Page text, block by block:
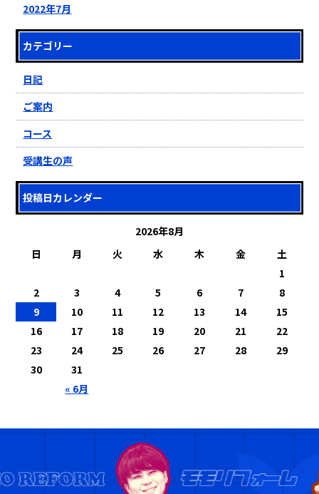
2022年7月
カテゴリー
日記
ご案内
コース
受講生の声
投稿日カレンダー
2026年8月
日
月 火 水 木 金 土
« 6月
1
2
3 4 5 6 7
8
9
10 11 12 13 14
15
16
17 18 19 20 21
22
23
24 25 26 27 28
29
30
31